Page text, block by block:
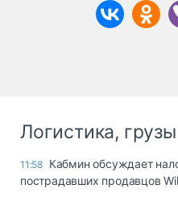
Логистика, грузы
11:58 Кабмин обсуждает
пострадавших продавцов